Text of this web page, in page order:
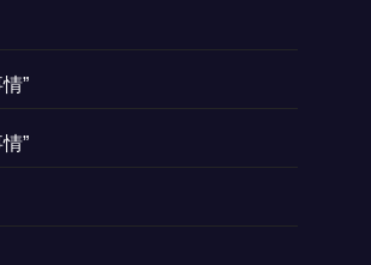
”
”